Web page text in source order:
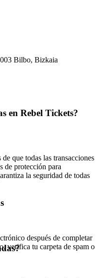
Bilbo, Bizkaia
en Rebel Tickets?
que todas las transacciones
de protección para
la seguridad de todas
después de completar
verifica tu carpeta de spam o